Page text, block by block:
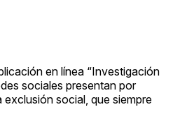
en línea “Investigación
sociales presentan por
social, que siempre